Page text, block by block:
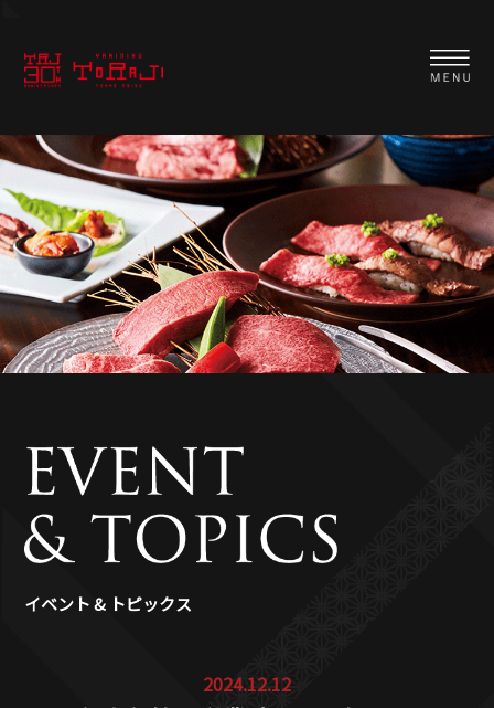
イベント & トピックス
2024.12.12